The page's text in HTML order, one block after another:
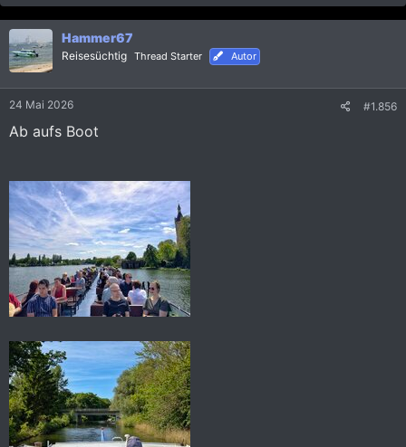
a
k
i
o
n
Hammer67
Reisesüchtig Thread Starter Autor
24 Mai 2026 #1.856
Ab aufs Boot